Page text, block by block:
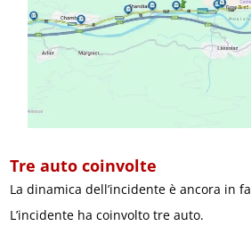
Tre auto coinvolte
La dinamica dell’incidente è ancora in
L’incidente ha coinvolto tre auto.